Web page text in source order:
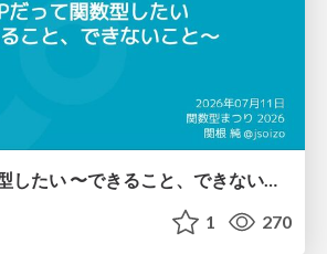
PHPだって関数型したい 〜できること、できないこと〜 / fp-in-php
1 270